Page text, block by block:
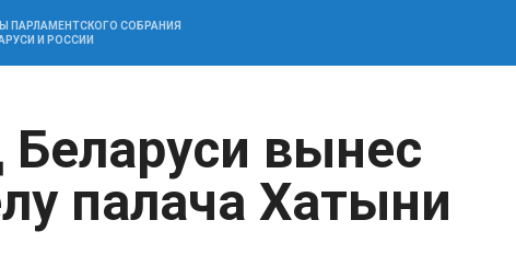
ПАРЛАМЕНТСКОГО СОБРАНИЯ
И РОССИИ
вынес
палача Хатыни